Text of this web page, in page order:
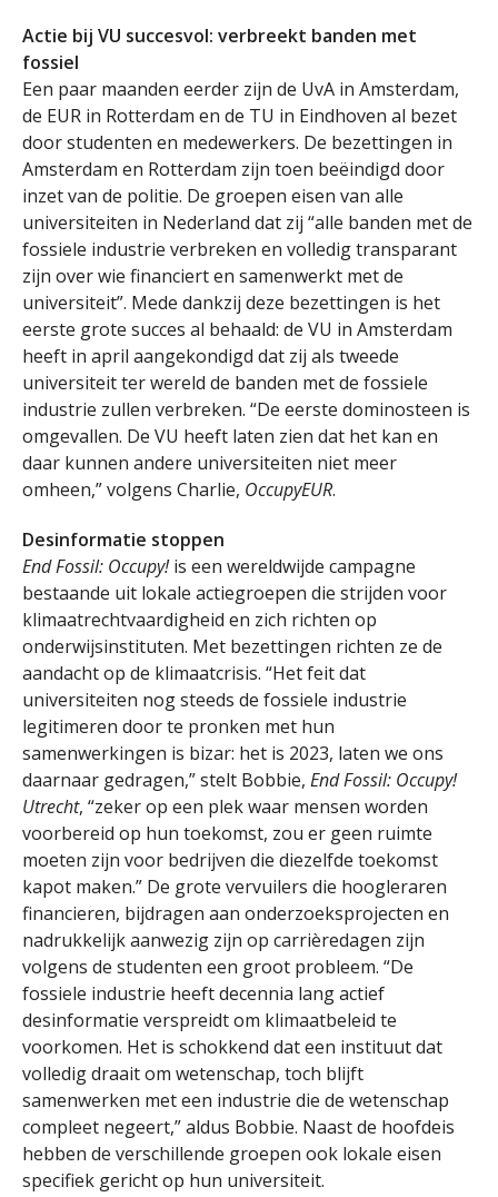
Actie bij VU succesvol: verbreekt banden met
fossiel
Een paar maanden eerder zijn de UvA in Amsterdam,
de EUR in Rotterdam en de TU in Eindhoven al bezet
door studenten en medewerkers. De bezettingen in
Amsterdam en Rotterdam zijn toen beëindigd door
inzet van de politie. De groepen eisen van alle
universiteiten in Nederland dat zij “alle banden met de
fossiele industrie verbreken en volledig transparant
zijn over wie financiert en samenwerkt met de
universiteit”. Mede dankzij deze bezettingen is het
eerste grote succes al behaald: de VU in Amsterdam
heeft in april aangekondigd dat zij als tweede
universiteit ter wereld de banden met de fossiele
industrie zullen verbreken. “De eerste dominosteen is
omgevallen. De VU heeft laten zien dat het kan en
daar kunnen andere universiteiten niet meer
omheen,” volgens Charlie, OccupyEUR.
Desinformatie stoppen
End Fossil: Occupy!is een wereldwijde campagne
bestaande uit lokale actiegroepen die strijden voor
klimaatrechtvaardigheid en zich richten op
onderwijsinstituten. Met bezettingen richten ze de
aandacht op de klimaatcrisis. “Het feit dat
universiteiten nog steeds de fossiele industrie
legitimeren door te pronken met hun
samenwerkingen is bizar: het is 2023, laten we ons
daarnaar gedragen,” stelt Bobbie, End Fossil: Occupy!
Utrecht, “zeker op een plek waar mensen worden
voorbereid op hun toekomst, zou er geen ruimte
moeten zijn voor bedrijven die diezelfde toekomst
kapot maken.” De grote vervuilers die hoogleraren
financieren, bijdragen aan onderzoeksprojecten en
nadrukkelijk aanwezig zijn op carrièredagen zijn
volgens de studenten een groot probleem. “De
fossiele industrie heeft decennia lang actief
desinformatie verspreidt om klimaatbeleid te
voorkomen. Het is schokkend dat een instituut dat
volledig draait om wetenschap, toch blijft
samenwerken met een industrie die de wetenschap
compleet negeert,” aldus Bobbie. Naast de hoofdeis
hebben de verschillende groepen ook lokale eisen
specifiek gericht op hun universiteit.